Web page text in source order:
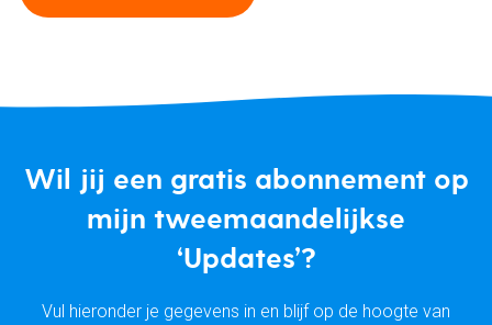
Wil jij een gratis abonnement op
mijn tweemaandelijkse
‘Updates’?
Vul hieronder je gegevens in en blijf op de hoogte van